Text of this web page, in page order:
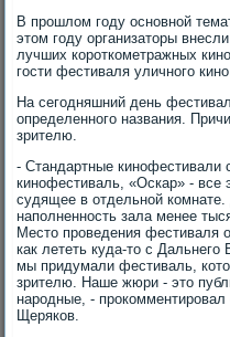
В прошлом году основной
этом году организаторы
лучших короткометражных
гости фестиваля уличного
На сегодняшний день
определенного названия.
зрителю.
- Стандартные
кинофестиваль, «Оскар» - все
судящее в отдельной комнате.
наполненность зала менее
Место проведения фестиваля
как лететь куда-то с
мы придумали фестиваль,
зрителю. Наше жюри - это
народные, -
Щеряков.